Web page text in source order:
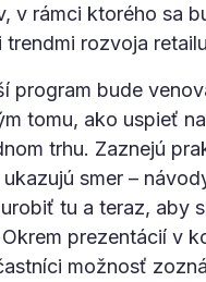
v rámci ktorého sa
rozvoja
program bude
tomu, ako uspieť
trhu. Zaznejú
smer –
tu a teraz, aby
prezentácií v
možnosť